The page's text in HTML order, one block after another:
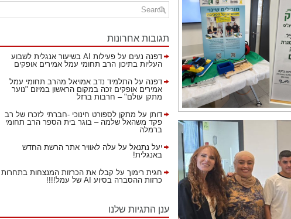
תגובות אחרונות
דפנה נעים על
פעילות AI בשיעור אנגלית לשבוע
העליות בתיכון הרב תחומי עמל אמירים אופקים
דפנה על התלמיד נדב אמויאל מהרב תחומי עמל
אמירים אופקים זכה במקום הראשון במיזם "נוער
מתקן עולם" – חרבות ברזל
דותן על מתקן לספורט חינוכי -חברתי לזכרו של רב
פקד משהאל שלמה – בוגר בית הספר הרב תחומי
ברמלה
יעל נתנאל על עלה לאוויר אתר הרשת החדש
באנגלית!
חגית רימוך על קבלו את הכרזות המנצחות בתחרות
כרזות ההסברה בסיוע AI של עמל!!!!
ענן התגיות שלנו